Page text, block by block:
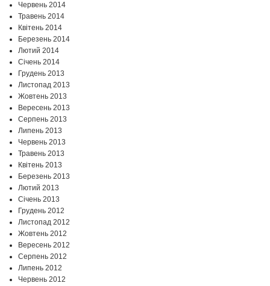
Червень 2014
Травень 2014
Квітень 2014
Березень 2014
Лютий 2014
Січень 2014
Грудень 2013
Листопад 2013
Жовтень 2013
Вересень 2013
Серпень 2013
Липень 2013
Червень 2013
Травень 2013
Квітень 2013
Березень 2013
Лютий 2013
Січень 2013
Грудень 2012
Листопад 2012
Жовтень 2012
Вересень 2012
Серпень 2012
Липень 2012
Червень 2012